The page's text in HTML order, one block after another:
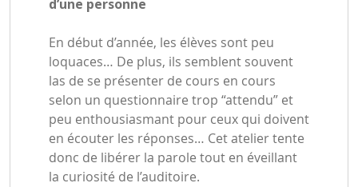
d’une personne
En début d’année, les élèves sont peu
loquaces… De plus, ils semblent souvent
las de se présenter de cours en cours
selon un questionnaire trop “attendu” et
peu enthousiasmant pour ceux qui doivent
en écouter les réponses… Cet atelier tente
donc de libérer la parole tout en éveillant
la curiosité de l’auditoire.